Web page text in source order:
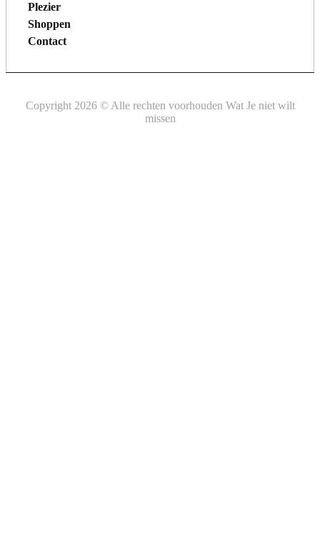
Plezier
Shoppen
Contact
Copyright 2026 © Alle rechten voorhouden Wat Je niet wilt
missen